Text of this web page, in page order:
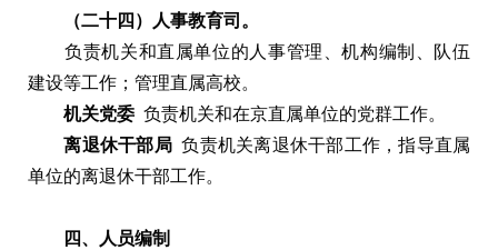
（二十四）人事教育司。
负责机关和直属单位的人事管理、机构编制、队伍
建设等工作；管理直属高校。
机关党委 负责机关和在京直属单位的党群工作。
离退休干部局负责机关离退休干部工作，指导直属
单位的离退休干部工作。
四、人员编制